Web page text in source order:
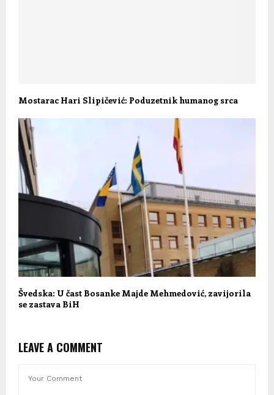
Mostarac Hari Slipičević: Poduzetnik humanog srca
Švedska: U čast Bosanke Majde Mehmedović, zavijorila
se zastava BiH
LEAVE A COMMENT